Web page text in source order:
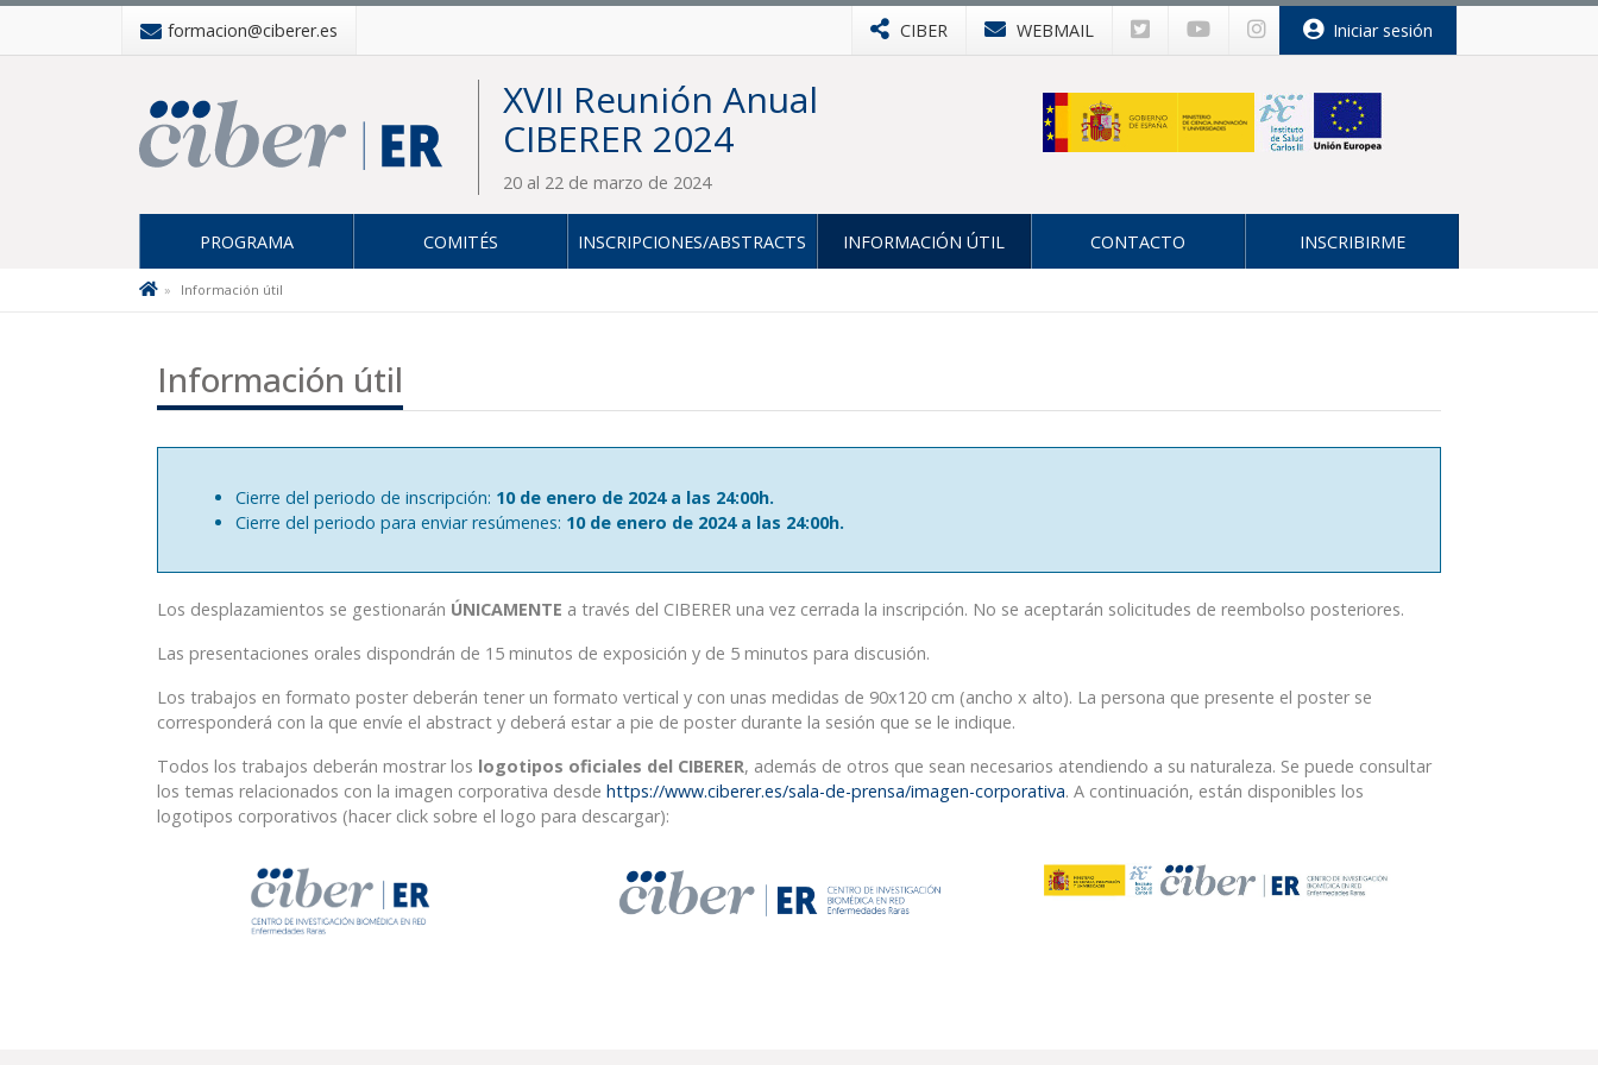
formacion@ciberer.es CIBER WEBMAIL Iniciar sesión
XVII Reunión Anual
CIBERER 2024
20 al 22 de marzo de 2024
PROGRAMA COMITÉS INSCRIPCIONES/ABSTRACTS INFORMACIÓN ÚTIL CONTACTO INSCRIBIRME
Información útil
Información útil
Cierre del periodo de inscripción: 10 de enero de 2024 a las 24:00h.
Cierre del periodo para enviar resúmenes: 10 de enero de 2024 a las 24:00h.
Los desplazamientos se gestionarán ÚNICAMENTE a través del CIBERER una vez cerrada la inscripción. No se aceptarán solicitudes de reembolso posteriores.
Las presentaciones orales dispondrán de 15 minutos de exposición y de 5 minutos para discusión.
Los trabajos en formato poster deberán tener un formato vertical y con unas medidas de 90x120 cm (ancho x alto). La persona que presente el poster se
corresponderá con la que envíe el abstract y deberá estar a pie de poster durante la sesión que se le indique.
Todos los trabajos deberán mostrar los logotipos oficiales del CIBERER, además de otros que sean necesarios atendiendo a su naturaleza. Se puede consultar
los temas relacionados con la imagen corporativa desde https://www.ciberer.es/sala-de-prensa/imagen-corporativa. A continuación, están disponibles los
logotipos corporativos (hacer click sobre el logo para descargar):